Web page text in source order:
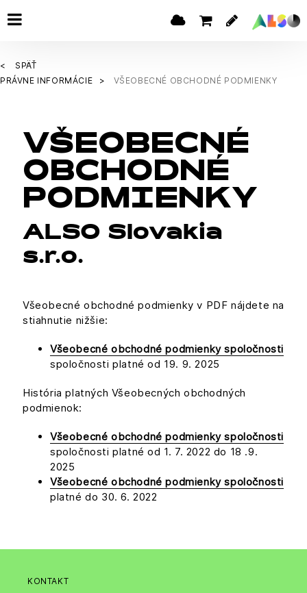
SPÄŤ
PRÁVNE INFORMÁCIE
VŠEOBECNÉ OBCHODNÉ PODMIENKY
VŠEOBECNÉ
OBCHODNÉ
PODMIENKY
ALSO Slovakia
s.r.o.
Všeobecné obchodné podmienky v PDF nájdete na
stiahnutie nižšie:
Všeobecné obchodné podmienky spoločnosti
spoločnosti platné od 19. 9. 2025
História platných Všeobecných obchodných
podmienok:
Všeobecné obchodné podmienky spoločnosti
spoločnosti platné od 1. 7. 2022 do 18 .9.
2025
Všeobecné obchodné podmienky spoločnosti
platné do 30. 6. 2022
KONTAKT